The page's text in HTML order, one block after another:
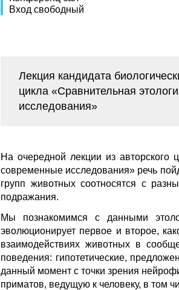
Вход свободный
Лекция кандидата
цикла «Сравнительная
исследования»
На очередной лекции из авторского
современные исследования» речь
групп животных соотносятся с
подражания.
Мы познакомимся с данными
эволюционирует первое и второе,
взаимодействиях животных в
поведения: гипотетические,
данный момент с точки зрения
приматов, ведущую к человеку, в том